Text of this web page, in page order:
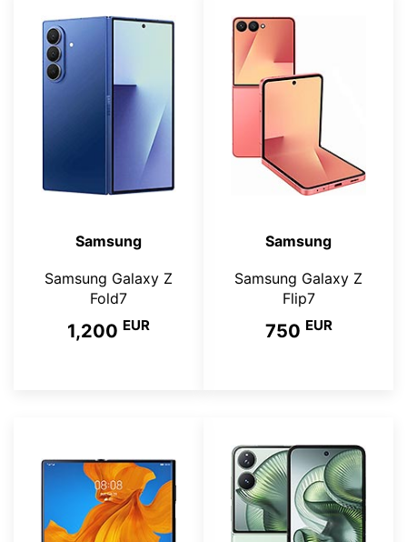
Samsung
Samsung Galaxy Z
Fold7
1,200 EUR
Samsung
Samsung Galaxy Z
Flip7
750 EUR